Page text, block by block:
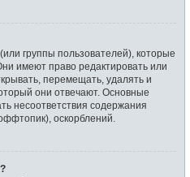
группы пользователей), которые
имеют право редактировать или
перемещать, удалять и
они отвечают. Основные
несоответствия содержания
оскорблений.